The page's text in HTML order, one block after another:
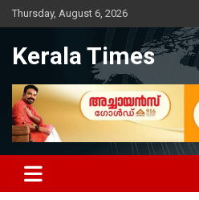
Skip
to
Thursday, August 6, 2026
Kerala Times